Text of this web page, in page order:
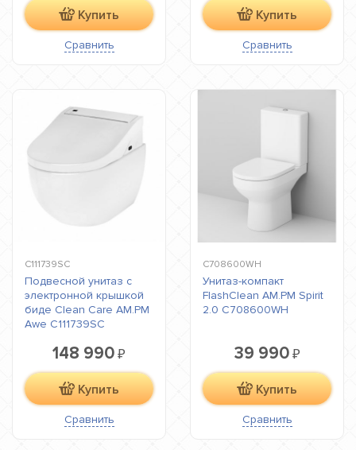
Купить
Сравнить
Купить
Сравнить
C111739SC
Подвесной унитаз с
электронной крышкой
биде Clean Care AM.PM
Awe C111739SC
148 990 ₽
Купить
Сравнить
C708600WH
Унитаз-компакт
FlashClean AM.PM Spirit
2.0 C708600WH
39 990₽
Купить
Сравнить